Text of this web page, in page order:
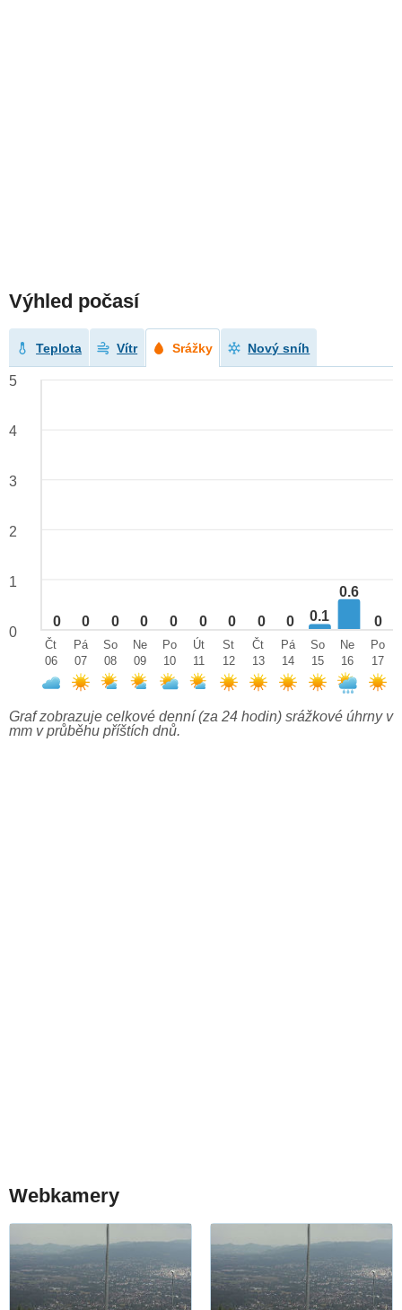
Výhled počasí
Teplota Vítr Srážky Nový sníh
0 0 0 0 0 0 0 0 0 0.1
0.6
0
5
4
3
2
1
0
Čt
06
Pá
07
So
08
Ne
09
Po
10
Út
11
St
12
Čt
13
Pá
14
So
15
Ne
16
Po
17
Graf zobrazuje celkové denní (za 24 hodin) srážkové úhrny v
mm v průběhu příštích dnů.
Webkamery